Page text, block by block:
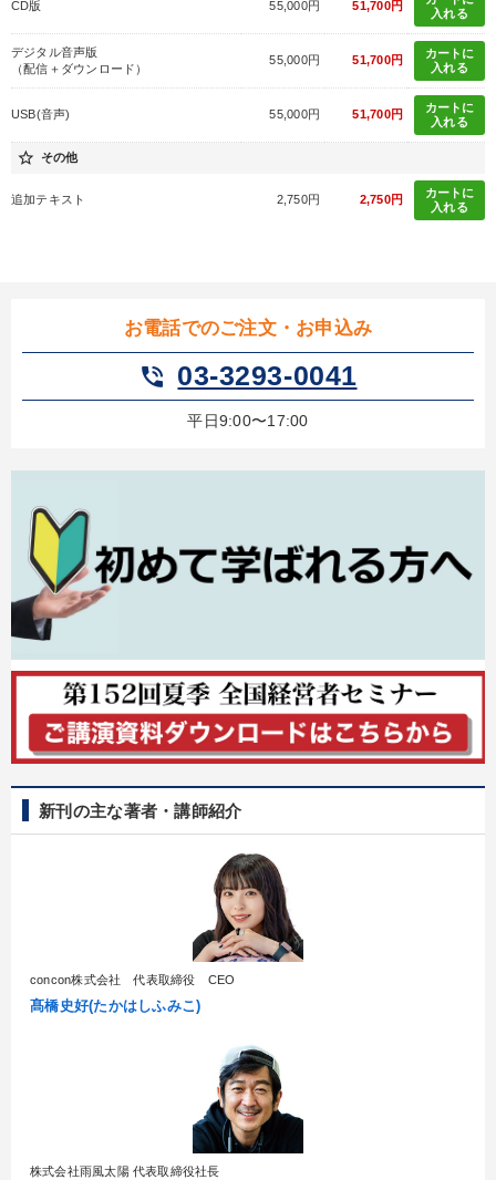
お電話でのご注文・お申込み
phone_in_talk 03-3293-0041
平日9:00〜17:00
新刊の主な著者・講師紹介
concon株式会社 代表取締役 CEO
髙橋史好(たかはしふみこ)
株式会社雨風太陽 代表取締役社長
CD版 55,000円 51,700円
入れる
デジタル音声版
（配信＋ダウンロード）
55,000円 51,700円
カートに
入れる
USB(音声) 55,000円 51,700円
カートに
入れる
star_border その他
追加テキスト 2,750円 2,750円
カートに
入れる